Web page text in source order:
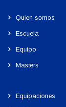
Quien somos
Escuela
Equipo
Masters
Equipaciones